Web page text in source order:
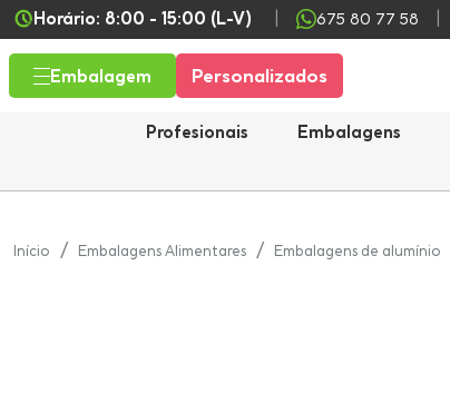
Horário: 8:00 - 15:00 (L-V) 675 80 77 58
Embalagem Personalizados
Profesionais Embalagens
Início Embalagens Alimentares Embalagens de alumínio